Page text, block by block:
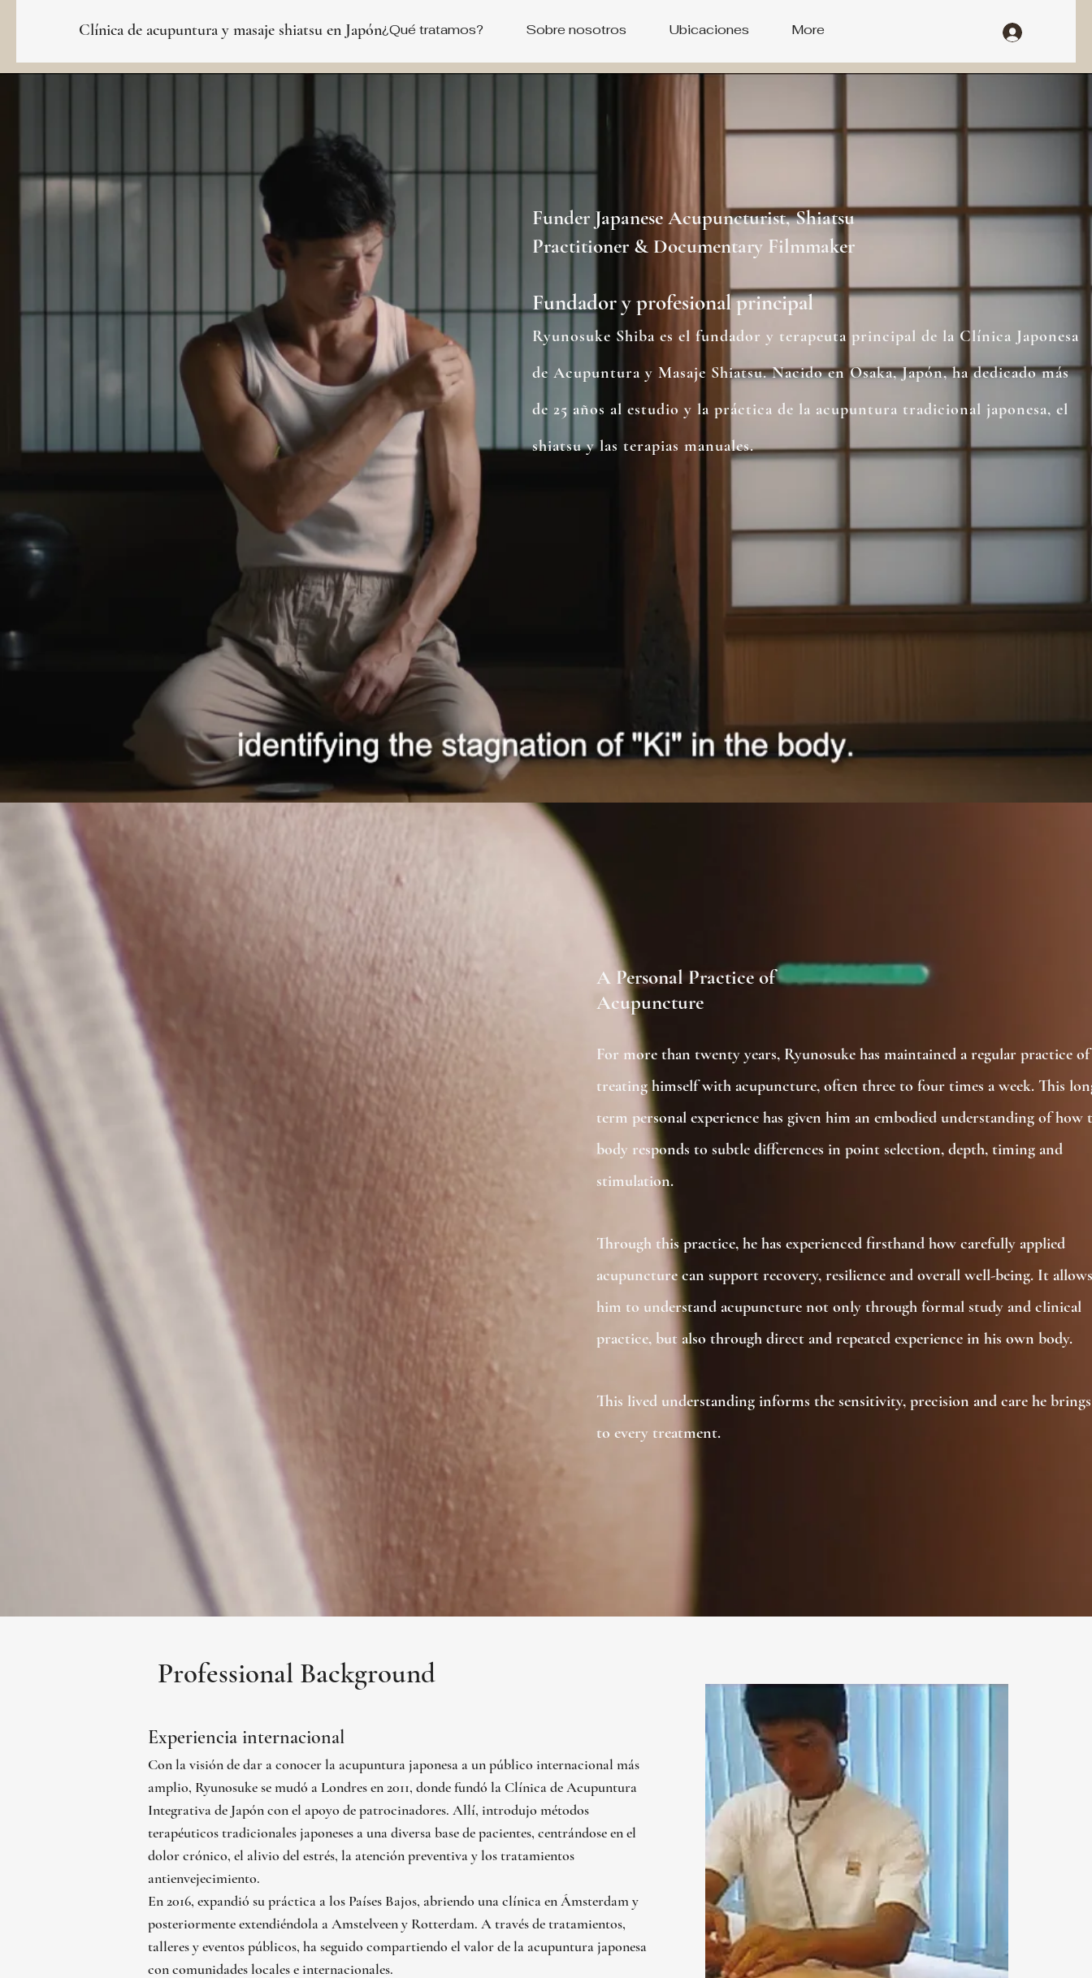
Clínica de acupuntura y masaje shiatsu en Japón¿Qué tratamos? Sobre nosotros Ubicaciones More
Funder Japanese Acupuncturist, Shiatsu
Practitioner & Documentary Filmmaker
Fundador y profesional principal
Ryunosuke Shiba es el fundador y terapeuta principal de la Clínica Japonesa
de Acupuntura y Masaje Shiatsu. Nacido en Osaka, Japón, ha dedicado más
de 25 años al estudio y la práctica de la acupuntura tradicional japonesa, el
shiatsu y las terapias manuales.
A Personal Practice of
Acupuncture
For more than twenty years, Ryunosuke has maintained a regular practice of
treating himself with acupuncture, often three to four times a week. This
term personal experience has given him an embodied understanding of how
body responds to subtle differences in point selection, depth, timing and
stimulation.
Through this practice, he has experienced firsthand how carefully applied
acupuncture can support recovery, resilience and overall well-being. It allows
him to understand acupuncture not only through formal study and clinical
practice, but also through direct and repeated experience in his own body.
This lived understanding informs the sensitivity, precision and care he brings
to every treatment.
Professional Background
Experiencia internacional
Con la visión de dar a conocer la acupuntura japonesa a un público internacional más
amplio, Ryunosuke se mudó a Londres en 2011, donde fundó la Clínica de Acupuntura
Integrativa de Japón con el apoyo de patrocinadores. Allí, introdujo métodos
terapéuticos tradicionales japoneses a una diversa base de pacientes, centrándose en el
dolor crónico, el alivio del estrés, la atención preventiva y los tratamientos
antienvejecimiento.
En 2016, expandió su práctica a los Países Bajos, abriendo una clínica en Ámsterdam y
posteriormente extendiéndola a Amstelveen y Rotterdam. A través de tratamientos,
talleres y eventos públicos, ha seguido compartiendo el valor de la acupuntura japonesa
con comunidades locales e internacionales.